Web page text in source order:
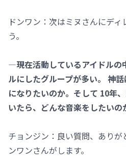
ドンワン：次はミヌさんにデ
う。
―現在活動しているアイドルの
ルにしたグループが多い。 神
になりたいのか。そして 10年
いたら、どんな音楽をしたいの
チョンジン：良い質問、ありが
ンワンさんがします。